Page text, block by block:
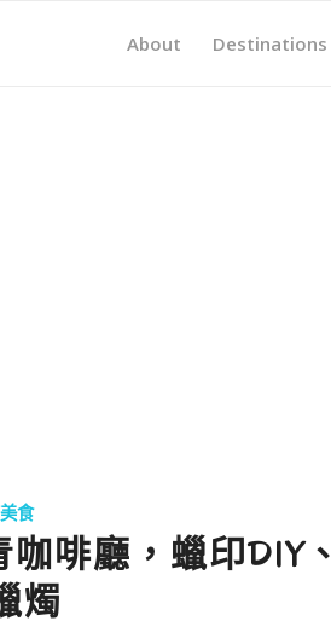
About Destinations
食
啡廳，蠟印DIY、
燭